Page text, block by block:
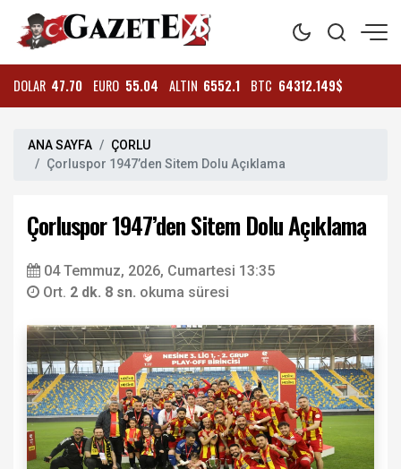
DOLAR 47.70 EURO 55.04 ALTIN 6552.1 BTC 64312.149$
ANA SAYFA
ÇORLU
Çorluspor 1947’den Sitem Dolu Açıklama
Çorluspor 1947’den Sitem Dolu Açıklama
04 Temmuz, 2026, Cumartesi 13:35
Ort. 2 dk. 8 sn. okuma süresi